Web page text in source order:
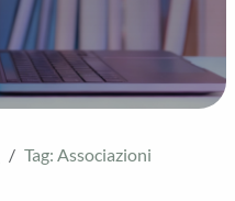
Tag: Associazioni